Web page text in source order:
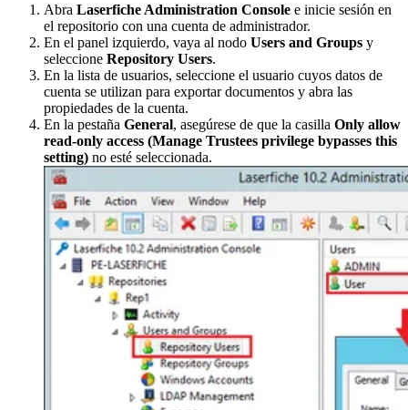
Abra Laserfiche Administration Console e inicie sesión en
el repositorio con una cuenta de administrador.
En el panel izquierdo, vaya al nodo Users and Groups y
seleccione Repository Users.
En la lista de usuarios, seleccione el usuario cuyos datos de
cuenta se utilizan para exportar documentos y abra las
propiedades de la cuenta.
En la pestaña General, asegúrese de que la casilla Only allow
read-only access (Manage Trustees privilege bypasses this
setting) no esté seleccionada.